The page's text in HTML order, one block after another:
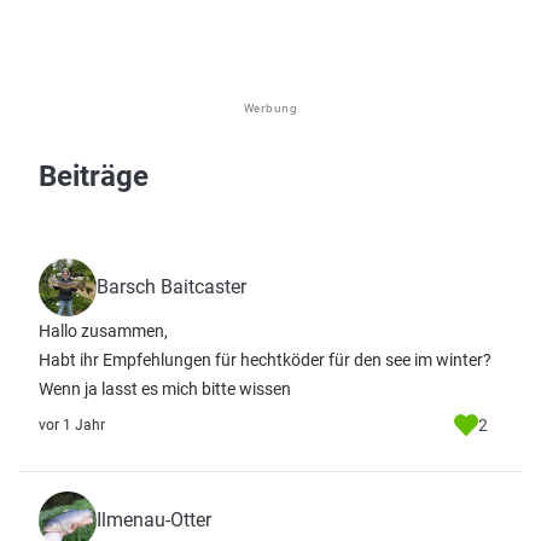
Werbung
Beiträge
Barsch Baitcaster
Hallo zusammen,
Habt ihr Empfehlungen für hechtköder für den see im winter?
Wenn ja lasst es mich bitte wissen
vor 1 Jahr 2
Ilmenau-Otter